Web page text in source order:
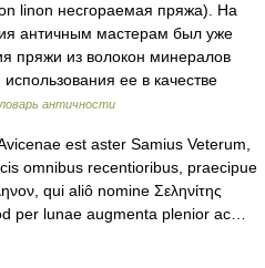
несгораемая пряжа). На
античным мастерам был уже
пряжи из волокон минералов
ее в качестве
античности
est aster Samius Veterum,
omnibus recentioribus, praecipue
qui aliô nomine Σεληνίτης
per lunae augmenta plenior ac…